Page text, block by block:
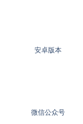
安卓版本
微信公众号